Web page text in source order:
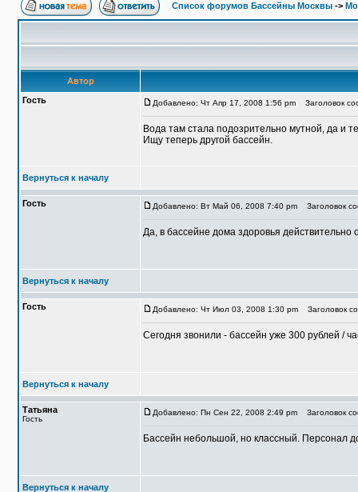
Список форумов Бассейны Москвы ->
Автор
Гость
Добавлено: Чт Апр 17, 2008 1:56 pm Заголовок
Вода там стала подозрительно мутной, да и
Ищу теперь другой бассейн.
Вернуться к началу
Гость Добавлено: Вт Май 06, 2008 7:40 pm Заголовок
Да, в бассейне дома здоровья
Вернуться к началу
Гость Добавлено: Чт Июл 03, 2008 1:30 pm Заголовок
Сегодня звонили - бассейн уже 300 рублей /
Вернуться к началу
Татьяна
Гость
Добавлено: Пн Сен 22, 2008 2:49 pm Заголовок
Бассейн небольшой, но классный. Персонал
Вернуться к началу